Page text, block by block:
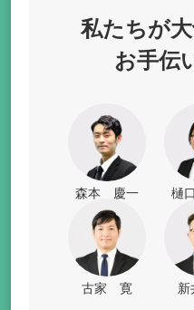
私たちが
お手伝
森本 慶一 樋
古家 寛